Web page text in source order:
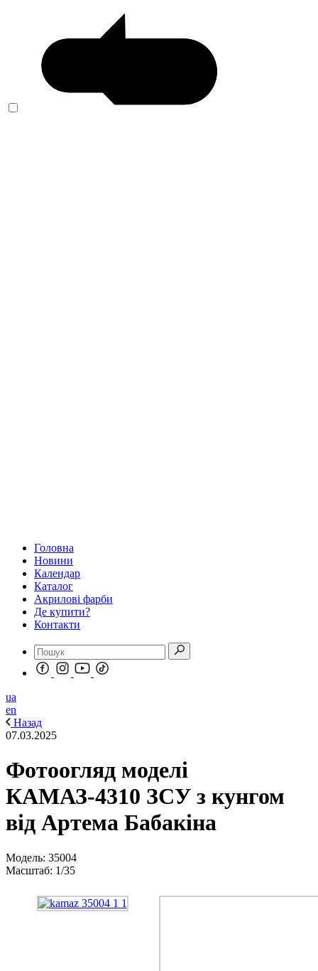
Головна
Новини
Календар
Каталог
Акрилові фарби
Де купити?
Контакти
ua
en
Назад
07.03.2025
Фотоогляд моделі
КАМАЗ-4310 ЗСУ з кунгом
від Артема Бабакіна
Модель: 35004
Масштаб: 1/35